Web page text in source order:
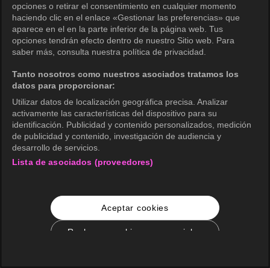
opciones o retirar el consentimiento en cualquier momento
haciendo clic en el enlace «Gestionar las preferencias» que
aparece en el en la parte inferior de la página web. Tus
opciones tendrán efecto dentro de nuestro Sitio web. Para
saber más, consulta nuestra política de privacidad.
Tanto nosotros como nuestros asociados tratamos los
datos para proporcionar:
Utilizar datos de localización geográfica precisa. Analizar
activamente las características del dispositivo para su
identificación. Publicidad y contenido personalizados, medición
de publicidad y contenido, investigación de audiencia y
desarrollo de servicios.
Lista de asociados (proveedores)
Aceptar cookies
Rechazar cookies no esenciales